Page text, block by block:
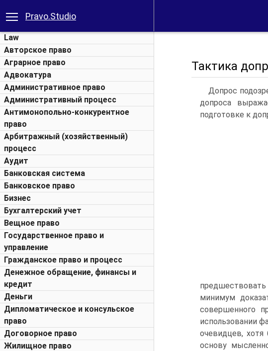
Pravo.Studio
Law
Авторское право
Аграрное право
Адвокатура
Административное право
Административный процесс
Антимонопольно-конкурентное
право
Арбитражный (хозяйственный)
процесс
Аудит
Банковская система
Банковское право
Бизнес
Бухгалтерский учет
Вещное право
Государственное право и
управление
Гражданское право и процесс
Денежное обращение, финансы и
кредит
Деньги
Дипломатическое и консульское
право
Договорное право
Жилищное право
Тактика
Допрос
допроса
подготовке к
предшествовать
минимум
совершенного
использовании
очевидцев,
основу